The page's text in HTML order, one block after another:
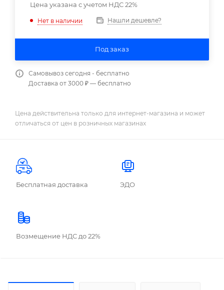
Цена указана с учетом НДС 22%
Нет в наличии Нашли дешевле?
Под заказ
Самовывоз сегодня - бесплатно
Доставка от 3000 ₽ — бесплатно
Цена действительна только для интернет-магазина и может
отличаться от цен в розничных магазинах
Бесплатная доставка ЭДО
Возмещение НДС до 22%